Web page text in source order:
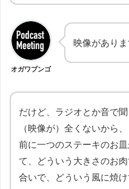
オガワブンゴ
映像がありま
だけど、ラジオとか音で聞
（映像が）全くないから
前に一つのステーキのお
て、どういう大きさのお
合いで、どういう風に焼